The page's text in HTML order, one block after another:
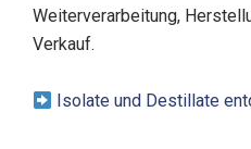
Weiterverarbeitung,
Verkauf.
Isolate und Destillate